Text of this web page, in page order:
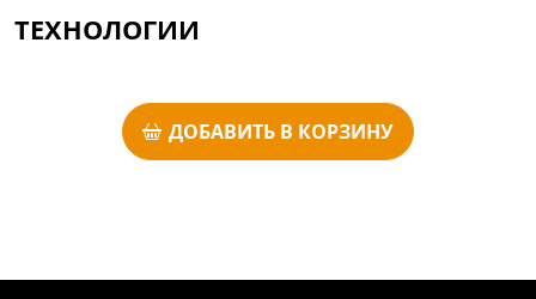
ТЕХНОЛОГИИ
ДОБАВИТЬ В КОРЗИНУ